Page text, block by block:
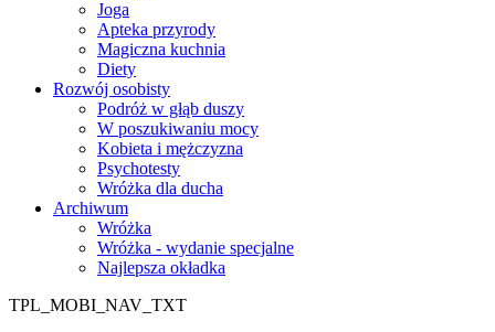
Joga
Apteka przyrody
Magiczna kuchnia
Diety
Rozwój osobisty
Podróż w głąb duszy
W poszukiwaniu mocy
Kobieta i mężczyzna
Psychotesty
Wróżka dla ducha
Archiwum
Wróżka
Wróżka - wydanie specjalne
Najlepsza okładka
TPL_MOBI_NAV_TXT